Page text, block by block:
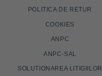
POLITICA DE RETUR
COOKIES
ANPC
ANPC-SAL
SOLUTIONAREA LITIGIILOR